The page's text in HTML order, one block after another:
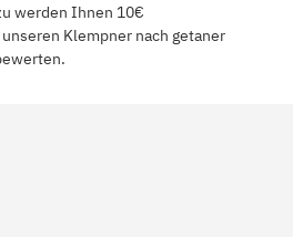
werden Ihnen 10€
Klempner nach getaner